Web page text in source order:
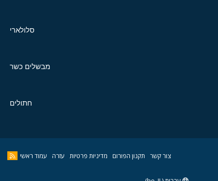
סלולארי
מבשלים כשר
חתולים
צור קשר תקנון הפורום מדיניות פרטיות עזרה עמוד ראשי